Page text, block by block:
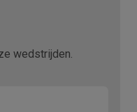
wedstrijden.